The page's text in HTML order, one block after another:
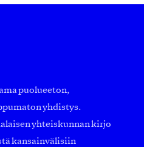
puolueeton,
yhdistys.
yhteiskunnan kirjo
kansainvälisiin